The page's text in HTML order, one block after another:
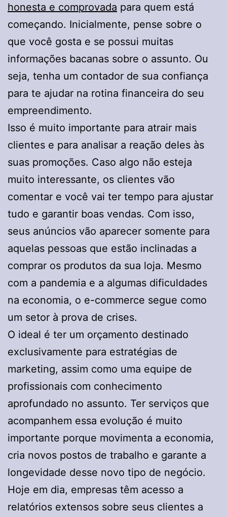
honesta e comprovada para quem está
começando. Inicialmente, pense sobre o
que você gosta e se possui muitas
informações bacanas sobre o assunto. Ou
seja, tenha um contador de sua confiança
para te ajudar na rotina financeira do seu
empreendimento.
Isso é muito importante para atrair mais
clientes e para analisar a reação deles às
suas promoções. Caso algo não esteja
muito interessante, os clientes vão
comentar e você vai ter tempo para ajustar
tudo e garantir boas vendas. Com isso,
seus anúncios vão aparecer somente para
aquelas pessoas que estão inclinadas a
comprar os produtos da sua loja. Mesmo
com a pandemia e a algumas dificuldades
na economia, o e-commerce segue como
um setor à prova de crises.
O ideal é ter um orçamento destinado
exclusivamente para estratégias de
marketing, assim como uma equipe de
profissionais com conhecimento
aprofundado no assunto. Ter serviços que
acompanhem essa evolução é muito
importante porque movimenta a economia,
cria novos postos de trabalho e garante a
longevidade desse novo tipo de negócio.
Hoje em dia, empresas têm acesso a
relatórios extensos sobre seus clientes a